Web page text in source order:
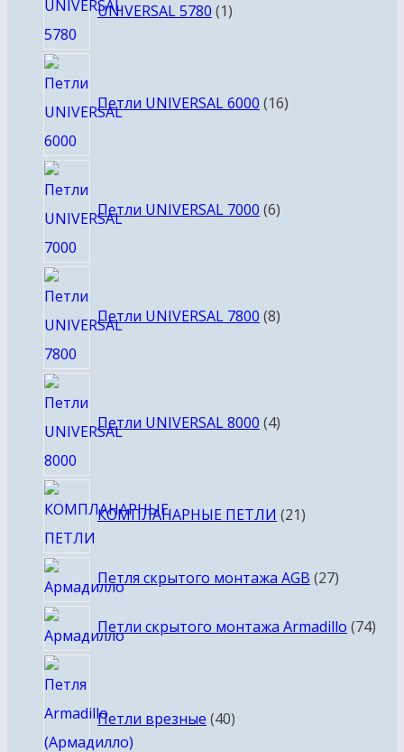
UNIVERSAL 5780 1товар
Петли UNIVERSAL 6000 16товаров
Петли UNIVERSAL 7000 6товаров
Петли UNIVERSAL 7800 8товаров
Петли UNIVERSAL 8000 4товара
КОМПЛАНАРНЫЕ ПЕТЛИ 21товар
Петля скрытого монтажа AGB 2727
Петли скрытого монтажа Armadillo 7474
Петли врезные 40